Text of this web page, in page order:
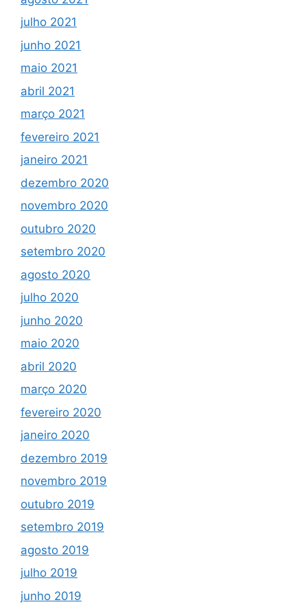
julho 2021
junho 2021
maio 2021
abril 2021
março 2021
fevereiro 2021
janeiro 2021
dezembro 2020
novembro 2020
outubro 2020
setembro 2020
agosto 2020
julho 2020
junho 2020
maio 2020
abril 2020
março 2020
fevereiro 2020
janeiro 2020
dezembro 2019
novembro 2019
outubro 2019
setembro 2019
agosto 2019
julho 2019
junho 2019